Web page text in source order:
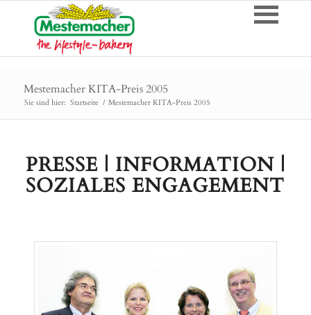
Mestemacher KITA-Preis 2005
Sie sind hier: Startseite / Mestemacher KITA-Preis 2005
PRESSE | INFORMATION |
SOZIALES ENGAGEMENT